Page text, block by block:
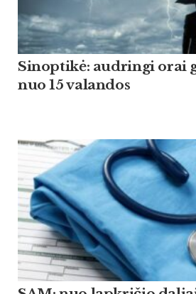
Sinoptikė: audringi orai
nuo 15 valandos